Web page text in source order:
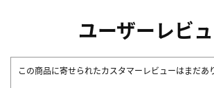
ユーザーレビ
この商品に寄せられたカスタマーレビューはまだあ